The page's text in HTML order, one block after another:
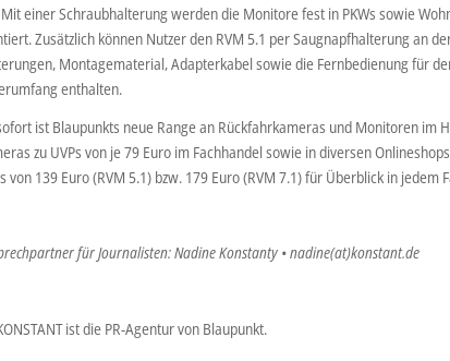
einer Schraubhalterung werden die Monitore fest in PKWs sowie
Zusätzlich können Nutzer den RVM 5.1 per Saugnapfhalterung an
Montagematerial, Adapterkabel sowie die Fernbedienung für
enthalten.
ist Blaupunkts neue Range an Rückfahrkameras und Monitoren im
zu UVPs von je 79 Euro im Fachhandel sowie in diversen
von 139 Euro (RVM 5.1) bzw. 179 Euro (RVM 7.1) für Überblick in jedem
für Journalisten: Nadine Konstanty • nadine(at)konstant.de
ist die PR-Agentur von Blaupunkt.